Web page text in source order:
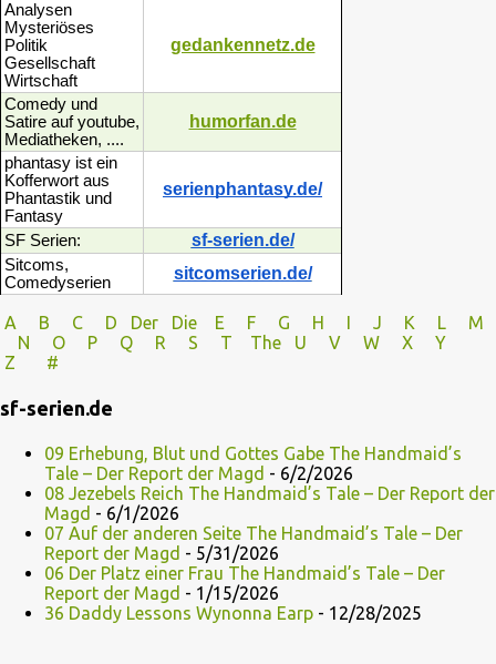
Analysen
Mysteriöses
Politik
Gesellschaft
Wirtschaft
gedankennetz.de
Comedy und
Satire auf youtube,
Mediatheken, ....
humorfan.de
phantasy ist ein
Kofferwort aus
Phantastik und
Fantasy
serienphantasy.de/
SF Serien: sf-serien.de/
Sitcoms,
Comedyserien
sitcomserien.de/
A B C D Der Die E F G H I J K L
M
N
O P Q R S T The U V
W X Y
Z
#
sf-serien.de
09 Erhebung, Blut und Gottes Gabe The Handmaid’s
Tale – Der Report der Magd - 6/2/2026
08 Jezebels Reich The Handmaid’s Tale – Der Report der
Magd - 6/1/2026
07 Auf der anderen Seite The Handmaid’s Tale – Der
Report der Magd - 5/31/2026
06 Der Platz einer Frau The Handmaid’s Tale – Der
Report der Magd - 1/15/2026
36 Daddy Lessons Wynonna Earp - 12/28/2025